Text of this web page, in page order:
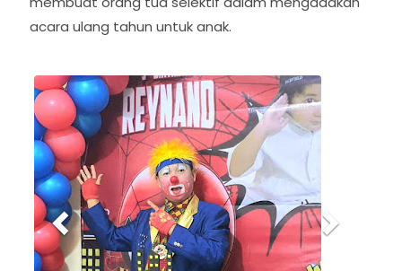
acara ulang tahun untuk anak.
P
r
e
v
i
o
u
s